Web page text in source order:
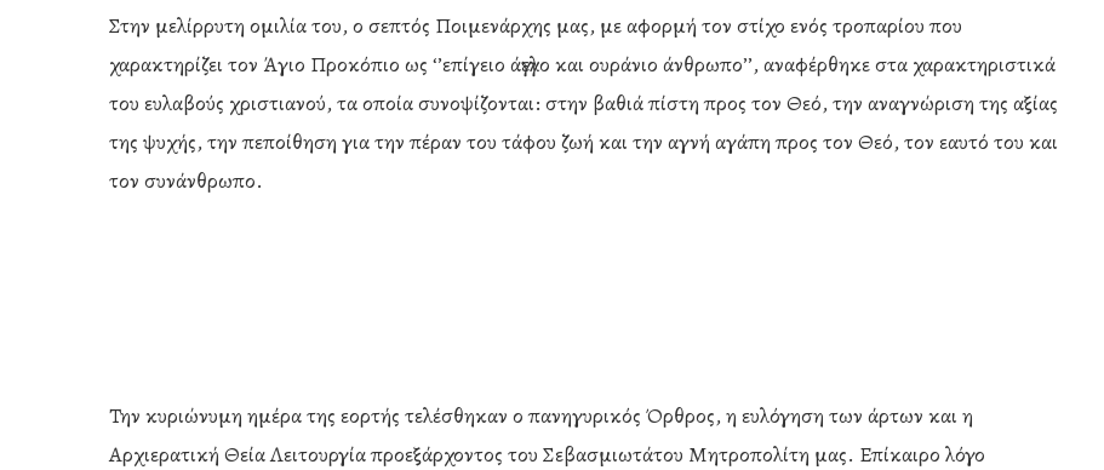
Hit enter to search or ESC to close
Στην μελίρρυτη ομιλία του, ο σεπτός Ποιμενάρχης μας, με αφορμή τον στίχο ενός τροπαρίου που
χαρακτηρίζει τον Άγιο Προκόπιο ως ‘’επίγειο άγγελο και ουράνιο άνθρωπο’’, αναφέρθηκε στα χαρακτηριστικά
του ευλαβούς χριστιανού, τα οποία συνοψίζονται: στην βαθιά πίστη προς τον Θεό, την αναγνώριση της αξίας
της ψυχής, την πεποίθηση για την πέραν του τάφου ζωή και την αγνή αγάπη προς τον Θεό, τον εαυτό του και
τον συνάνθρωπο.
Την κυριώνυμη ημέρα της εορτής τελέσθηκαν ο πανηγυρικός Όρθρος, η ευλόγηση των άρτων και η
Αρχιερατική Θεία Λειτουργία προεξάρχοντος του Σεβασμιωτάτου Μητροπολίτη μας. Επίκαιρο λόγο